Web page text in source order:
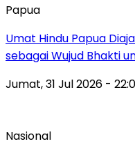
Papua
Umat Hindu Papua
sebagai Wujud Bhakti
Jumat, 31 Jul 2026 -
Nasional